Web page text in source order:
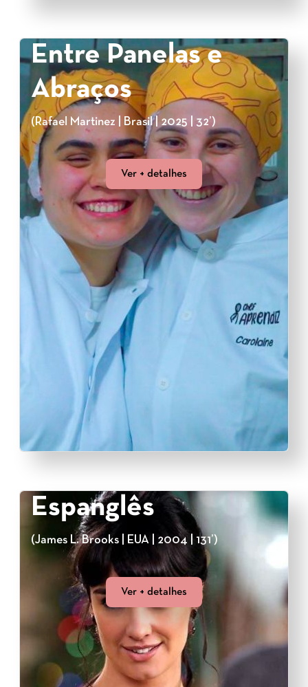
Entre Panelas e
Abraços
(Rafael Martinez | Brasil | 2025 | 32’)
Ver + detalhes
Espanglês
(James L. Brooks | EUA | 2004 | 131’)
Ver + detalhes